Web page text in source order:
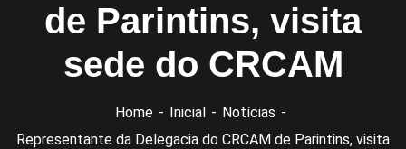
de Parintins, visita
sede do CRCAM
Home Inicial
Notícias
Representante da Delegacia do CRCAM de Parintins, visita